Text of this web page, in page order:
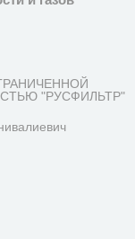
"РУСФИЛЬТР"